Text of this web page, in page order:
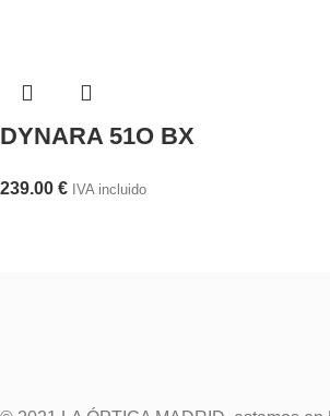
DYNARA 51O BX
239.00 € IVA incluido